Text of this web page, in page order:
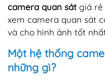
camera quan sát giá rẻ
xem camera quan sát
và cho hình ảnh tốt
Một hệ thống
những gì?